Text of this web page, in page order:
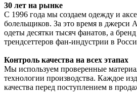
30 лет на рынке
С 1996 года мы создаем одежду и
болельщиков. За это время в джерси
одеты десятки тысяч фанатов, а
трендсеттеров фан-индустрии в
Контроль качества на всех этапах
Мы используем проверенные
технологии производства. Каждое
качества перед поступлением в